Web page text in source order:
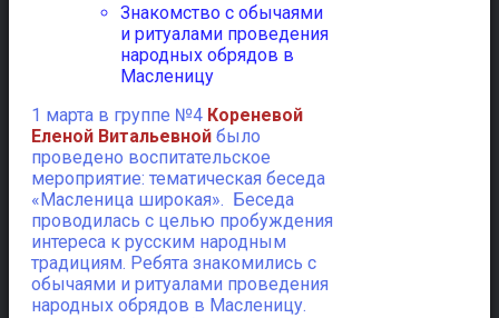
Знакомство с обычаями
и ритуалами проведения
народных обрядов в
Масленицу
1 марта в группе №4 Кореневой
Еленой Витальевной было
проведено воспитательское
мероприятие: тематическая беседа
«Масленица широкая». Беседа
проводилась с целью пробуждения
интереса к русским народным
традициям. Ребята знакомились с
обычаями и ритуалами проведения
народных обрядов в Масленицу.